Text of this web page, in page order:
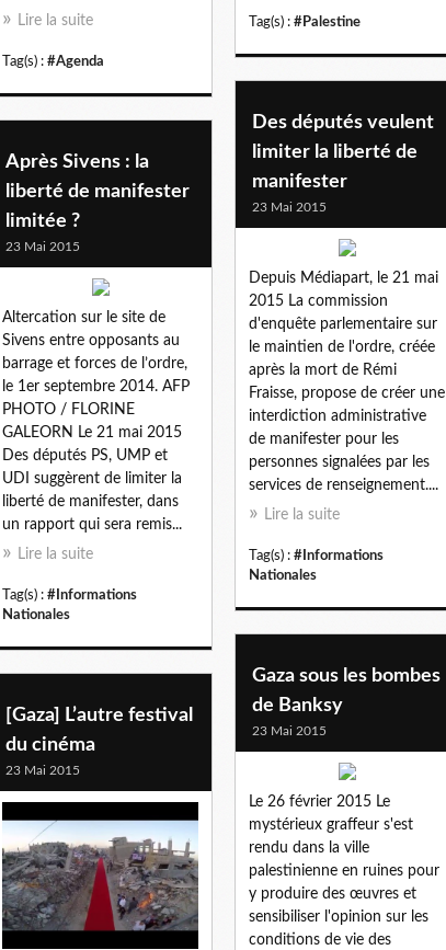
Lire la suite
Tag(s) : #Agenda
Tag(s) : #Palestine
Des députés veulent
limiter la liberté de
manifester
23 Mai 2015
Depuis Médiapart, le 21 mai
2015 La commission
d'enquête parlementaire sur
le maintien de l'ordre, créée
après la mort de Rémi
Fraisse, propose de créer une
interdiction administrative
de manifester pour les
personnes signalées par les
services de renseignement....
Lire la suite
Tag(s) : #Informations
Nationales
Après Sivens : la
liberté de manifester
limitée ?
23 Mai 2015
Altercation sur le site de
Sivens entre opposants au
barrage et forces de l’ordre,
le 1er septembre 2014. AFP
PHOTO / FLORINE
GALEORN Le 21 mai 2015
Des députés PS, UMP et
UDI suggèrent de limiter la
liberté de manifester, dans
un rapport qui sera remis...
Lire la suite
Tag(s) : #Informations
Nationales
Gaza sous les bombes
de Banksy
23 Mai 2015
Le 26 février 2015 Le
mystérieux graffeur s'est
rendu dans la ville
palestinienne en ruines pour
y produire des œuvres et
sensibiliser l'opinion sur les
conditions de vie des
[Gaza] L’autre festival
du cinéma
23 Mai 2015